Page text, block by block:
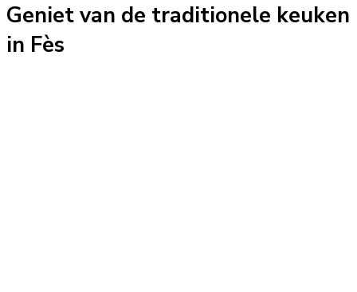
Geniet van de traditionele keuken
in Fès